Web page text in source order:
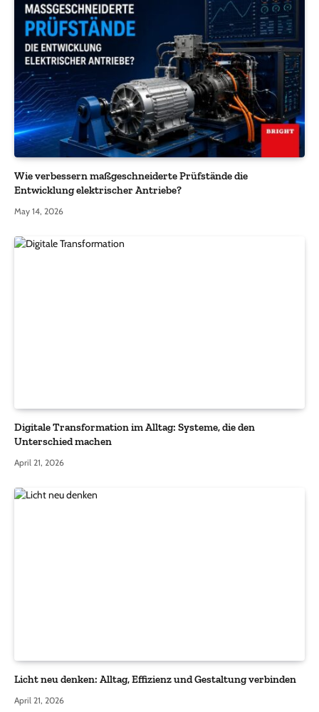
Wie verbessern maßgeschneiderte Prüfstände die
Entwicklung elektrischer Antriebe?
May 14, 2026
Digitale Transformation im Alltag: Systeme, die den
Unterschied machen
April 21, 2026
Licht neu denken: Alltag, Effizienz und Gestaltung verbinden
April 21, 2026